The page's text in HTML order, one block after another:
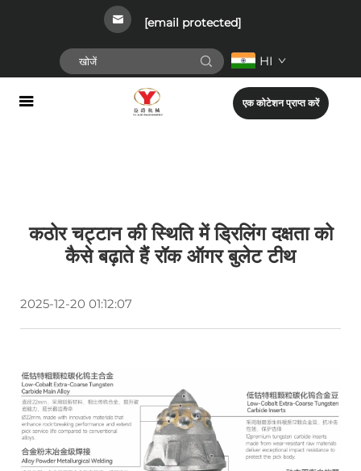
[email protected]
HI
एक कोटेशन प्राप्त करें
कठोर चट्टान की स्थिति में ड्रिलिंग दक्षता को
कैसे बढ़ाते हैं रॉक ऑगर बुलेट टीथ
2025-12-20 01:12:07